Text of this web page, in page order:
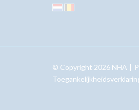
© Copyright 2026 NHA